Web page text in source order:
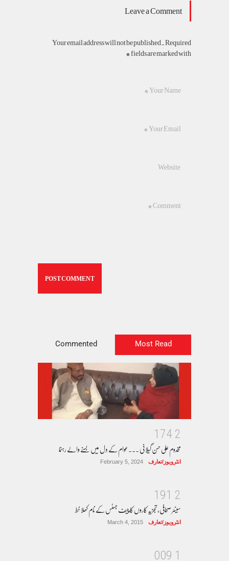
Leave a Comment
Your email address will not be published. Required
fields are marked with *
Most Read
Commented
2
4
7
1
مخدوم علی حسن گیلانی ۔۔۔عوام کے دل میں بسنے والے رہنما
انٹرویوز/تعارف February 5, 2024
2
1
9
1
سینئر صحافی، تجزیہ کاروں کا چیف جسٹس کے نام کھلا خط
انٹرویوز/تعارف March 4, 2015
1
9
0
0